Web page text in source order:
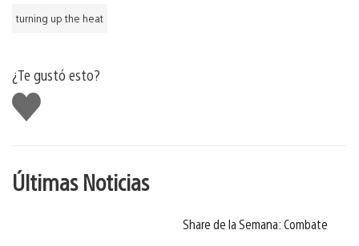
turning up the heat
¿Te gustó esto?
Me
gusta
Últimas Noticias
Share de la Semana: Combate